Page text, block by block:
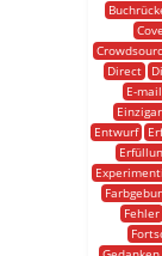
Direct
E-
Entwurf
Fehler